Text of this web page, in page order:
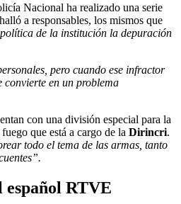
Nacional ha realizado una serie
a responsables, los mismos que
de la institución la depuración
pero cuando ese infractor
convierte en un problema
con una división especial para la
que está a cargo de la Dirincri.
todo el tema de las armas, tanto
español RTVE